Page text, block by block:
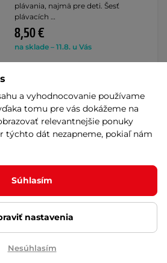
plávania, najmä pre deti. Šesť
plávacích …
8,50 €
na sklade – 11.8. u Vás
Plavecká piškóta Aqua Speed
Wave Pullbuoy - Grey/Black
Trojvrstvová tréningová doska pre
14,30 €
na sklade – 11.8. u Vás
Plavecký pás Aqua Speed 6-
a vyhodnocovanie používame
tomu pre vás dokážeme na
relevantnejšie ponuky
týchto dát nezapneme, pokiaľ nám
Súhlasím
nastavenia
Nesúhlasím